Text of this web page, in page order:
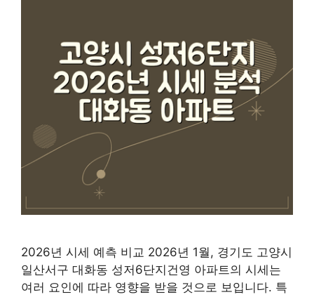
2026년 시세 예측 비교 2026년 1월, 경기도 고양시
일산서구 대화동 성저6단지건영 아파트의 시세는
여러 요인에 따라 영향을 받을 것으로 보입니다. 특